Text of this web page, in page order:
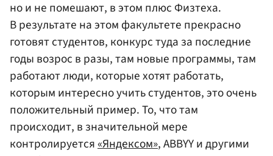
но и не помешают, в этом плюс Физтеха.
В результате на этом факультете прекрасно
готовят студентов, конкурс туда за последние
годы возрос в разы, там новые программы, там
работают люди, которые хотят работать,
которым интересно учить студентов, это очень
положительный пример. То, что там
происходит, в значительной мере
контролируется«Яндексом», ABBYY и другими